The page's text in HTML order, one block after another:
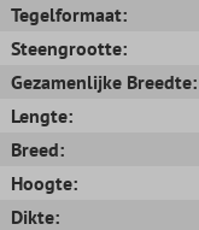
Tegelformaat:
Steengrootte:
Gezamenlijke Breedte:
Lengte:
Breed:
Hoogte:
Dikte: